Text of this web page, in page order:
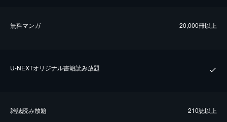
無料マンガ 20,000冊以上
U-NEXTオリジナル書籍読み放題
雑誌読み放題 210誌以上